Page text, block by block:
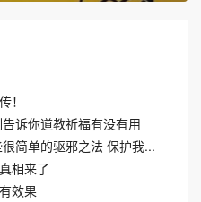
！
诉你道教祈福有没有用
简单的驱邪之法 保护我...
相来了
效果